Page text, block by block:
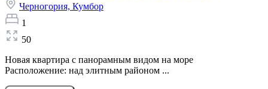
Черногория, Кумбор
1
50
Новая квартира с панорамным видом на море
Расположение: над элитным районом ...